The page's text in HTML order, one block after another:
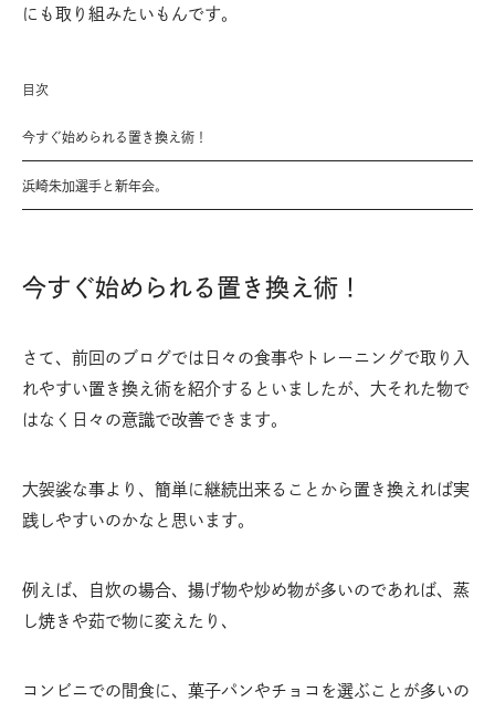
にも取り組みたいもんです。
目次
今すぐ始められる置き換え術！
浜崎朱加選手と新年会。
今すぐ始められる置き換え術！
さて、前回のブログでは日々の食事やトレーニングで取り入
れやすい置き換え術を紹介するといましたが、大それた物で
はなく日々の意識で改善できます。
大袈裟な事より、簡単に継続出来ることから置き換えれば実
践しやすいのかなと思います。
例えば、自炊の場合、揚げ物や炒め物が多いのであれば、蒸
し焼きや茹で物に変えたり、
コンビニでの間食に、菓子パンやチョコを選ぶことが多いの